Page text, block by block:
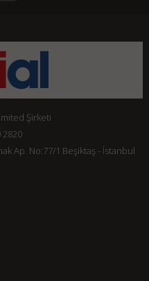
Şirketi
2820
Ap. No:77/1 Beşiktaş - İstanbul